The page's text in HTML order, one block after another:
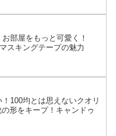
部屋をもっと可愛く！
スキングテープの魅力
100均とは思えないクオリ
形をキープ！キャンドゥ